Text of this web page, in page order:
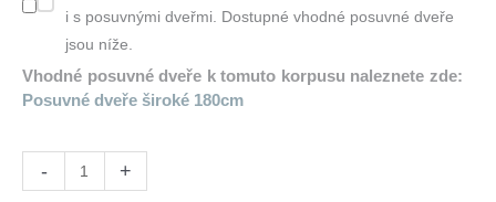
i s posuvnými dveřmi. Dostupné vhodné posuvné dveře
jsou níže.
Vhodné posuvné dveře k tomuto korpusu naleznete zde:
Posuvné dveře široké 180cm
-
otevřená
+